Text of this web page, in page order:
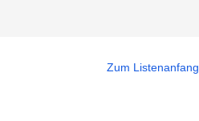
Zum Listenanfang